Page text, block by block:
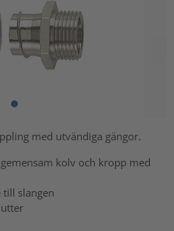
med utvändiga gängor.
kolv och kropp med
slangen